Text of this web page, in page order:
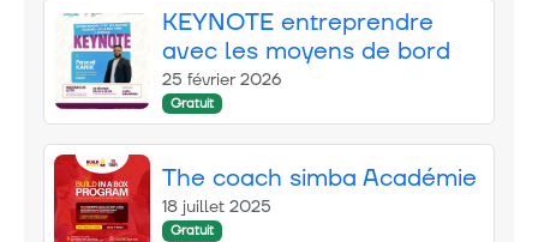
KEYNOTE entreprendre
avec les moyens de bord
25 février 2026
Gratuit
The coach simba Académie
18 juillet 2025
Gratuit